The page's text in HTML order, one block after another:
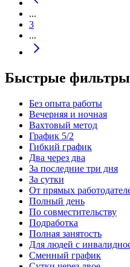
...
3
...
Быстрые фильтры
Без опыта работы
Вечерняя и ночная
Вахтовый метод
График 5/2
Гибкий график
Два через два
За последние три дня
За сутки
От прямых
Полный день
По совместительству
Подработка
Полная занятость
Для людей с
Сменный график